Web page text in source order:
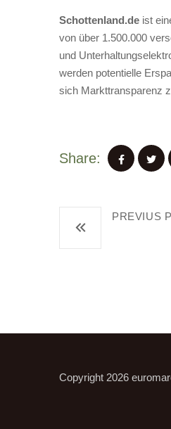
Schottenland.de ist
von über 1.500.000
und
werden potentielle
sich Markttransparenz
Share:
PREVIUS
Copyright 2026